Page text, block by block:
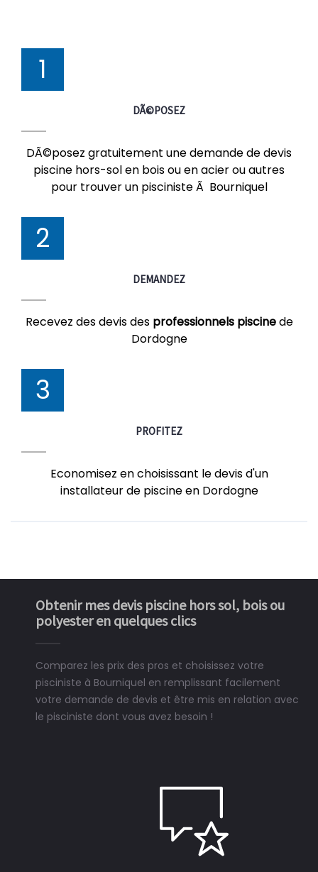
1
DÃ©POSEZ
DÃ©posez gratuitement une demande de devis
piscine hors-sol en bois ou en acier ou autres
pour trouver un pisciniste Ã Bourniquel
2
DEMANDEZ
Recevez des devis des professionnels piscinede
Dordogne
3
PROFITEZ
Economisez en choisissant le devis d'un
installateur de piscine en Dordogne
Obtenir mes devis piscine hors sol, bois ou
polyester en quelques clics
Comparez les prix des pros et choisissez votre
pisciniste à Bourniquel en remplissant facilement
votre demande de devis et être mis en relation avec
le pisciniste dont vous avez besoin !